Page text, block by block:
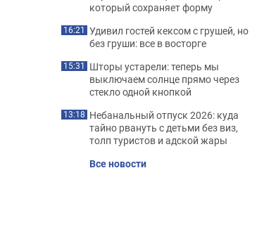
который сохраняет форму
16:21 Удивил гостей кексом с грушей, но
без груши: все в восторге
15:31 Шторы устарели: теперь мы
выключаем солнце прямо через
стекло одной кнопкой
13:18 Небанальный отпуск 2026: куда
тайно рвануть с детьми без виз,
толп туристов и адской жары
Все новости